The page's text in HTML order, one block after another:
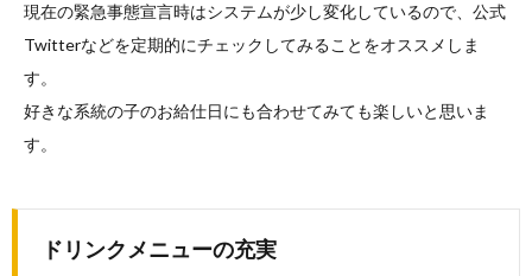
現在の緊急事態宣言時はシステムが少し変化しているので、公式
Twitterなどを定期的にチェックしてみることをオススメしま
す。
好きな系統の子のお給仕日にも合わせてみても楽しいと思いま
す。
ドリンクメニューの充実